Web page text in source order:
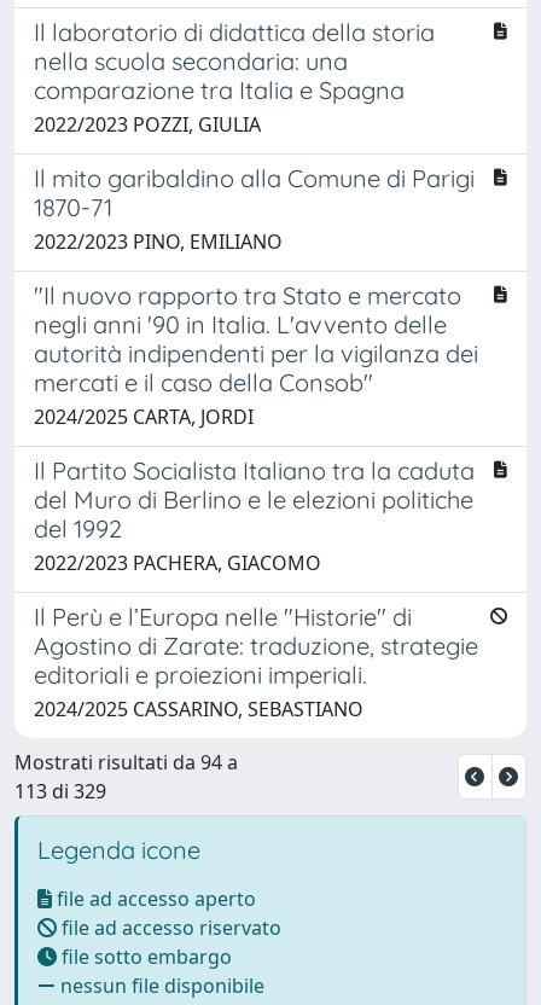
Il laboratorio di didattica della storia
nella scuola secondaria: una
comparazione tra Italia e Spagna
2022/2023 POZZI, GIULIA
Il mito garibaldino alla Comune di Parigi
1870-71
2022/2023 PINO, EMILIANO
"Il nuovo rapporto tra Stato e mercato
negli anni '90 in Italia. L'avvento delle
autorità indipendenti per la vigilanza dei
mercati e il caso della Consob"
2024/2025 CARTA, JORDI
Il Partito Socialista Italiano tra la caduta
del Muro di Berlino e le elezioni politiche
del 1992
2022/2023 PACHERA, GIACOMO
Il Perù e l’Europa nelle "Historie" di
Agostino di Zarate: traduzione, strategie
editoriali e proiezioni imperiali.
2024/2025 CASSARINO, SEBASTIANO
Mostrati risultati da 94 a
113 di 329
Legenda icone
file ad accesso aperto
file ad accesso riservato
file sotto embargo
nessun file disponibile